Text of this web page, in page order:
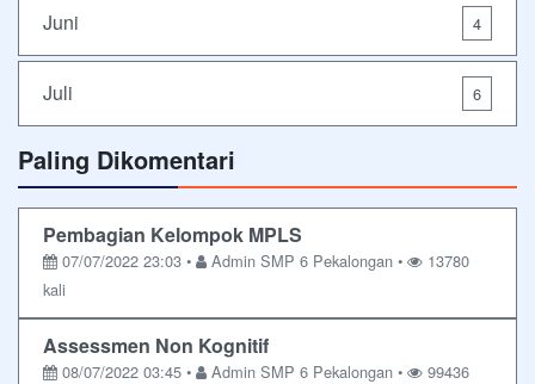
Juni 4
Juli 6
Paling Dikomentari
Pembagian Kelompok MPLS
07/07/2022 23:03 • Admin SMP 6 Pekalongan •
13780
kali
Assessmen Non Kognitif
08/07/2022 03:45 • Admin SMP 6 Pekalongan •
99436